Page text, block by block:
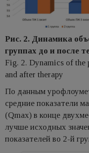
Рис. 2. Динамика
группах до и после
Fig. 2. Dynamics of the
and after therapy
По данным
средние показатели
(Qmax) в конце
лучше исходных
показателей во 2-й